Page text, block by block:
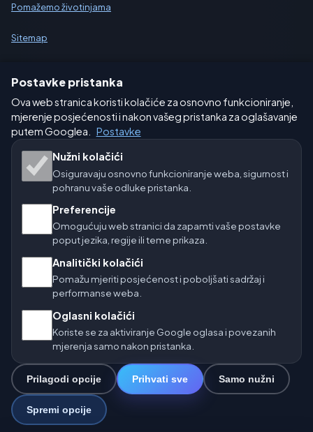
Pomažemo životinjama
Sitemap
Naše vremenske stranice:
🇨🇿 Češka
🇩🇪🇦🇹🇨🇭 Njemačka / Austrija / Švicarska
🌎 Latinska Amerika i Španjolska
🇮🇳 Južna i jugoistočna Azija
Operater: Spolek Minizoo.cz z.s. | IČO: 21135550 |
info@vrijeme.online
© 2026 Vrijeme Online · Podaci: Open-Meteo (ECMWF, ICON) ·
OpenWeatherMap · Upozorenja: DHMZ
Postavke pristanka
Ova web stranica koristi kolačiće za osnovno funkcioniranje,
mjerenje posjećenosti i nakon vašeg pristanka za oglašavanje
putem Googlea.
Postavke
Nužni kolačići
Osiguravaju osnovno funkcioniranje weba, sigurnost i
pohranu vaše odluke pristanka.
Preferencije
Omogućuju web stranici da zapamti vaše postavke
poput jezika, regije ili teme prikaza.
Analitički kolačići
Pomažu mjeriti posjećenost i poboljšati sadržaj i
performanse weba.
Oglasni kolačići
Koriste se za aktiviranje Google oglasa i povezanih
mjerenja samo nakon pristanka.
Prilagodi opcije Prihvati sve Samo nužni
Spremi opcije